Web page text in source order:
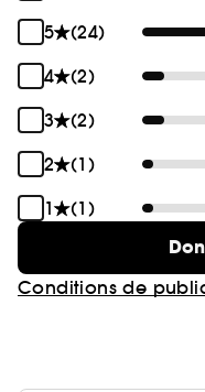
5
(24)
4
(2)
3
(2)
2
(1)
1
(1)
Conditions de